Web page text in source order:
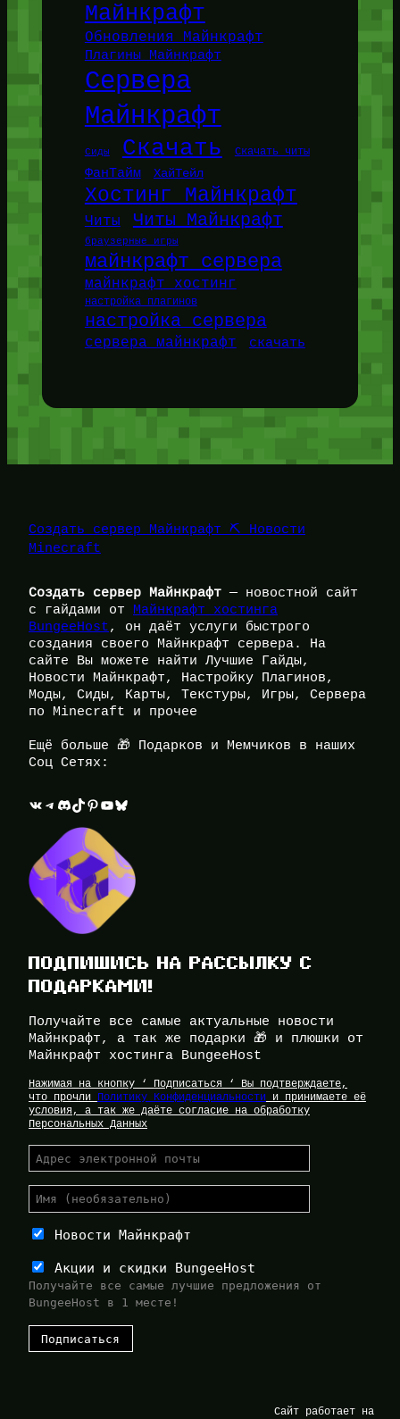
Майнкрафт
Обновления Майнкрафт
Плагины Майнкрафт
Сервера
Майнкрафт
Сиды Скачать Скачать читы
ФанТайм ХайТейл
Хостинг Майнкрафт
Читы Читы Майнкрафт
браузерные игры
майнкрафт сервера
майнкрафт хостинг
настройка плагинов
настройка сервера
сервера майнкрафт скачать
Создать сервер Майнкрафт ⛏️ Новости
Minecraft
Создать сервер Майнкрафт — новостной сайт
с гайдами от Майнкрафт хостинга
BungeeHost, он даёт услуги быстрого
создания своего Майнкрафт сервера. На
сайте Вы можете найти Лучшие Гайды,
Новости Майнкрафт, Настройку Плагинов,
Моды, Сиды, Карты, Текстуры, Игры, Сервера
по Minecraft и прочее
Ещё больше 🎁 Подарков и Мемчиков в наших
Соц Сетях:
ВКонтакте Telegram Discord TikTok Pinterest YouTube Bluesky
ПОДПИШИСЬ НА РАССЫЛКУ С
ПОДАРКАМИ!
Получайте все самые актуальные новости
Майнкрафт, а так же подарки 🎁 и плюшки от
Майнкрафт хостинга BungeeHost
Нажимая на кнопку ‘ Подписаться ‘ Вы подтверждаете,
что прочли Политику Конфиденциальности и принимаете её
условия, а так же даёте согласие на обработку
Персональных Данных
Новости Майнкрафт
Акции и скидки BungeeHost
Получайте все самые лучшие предложения от
BungeeHost в 1 месте!
Сайт работает на